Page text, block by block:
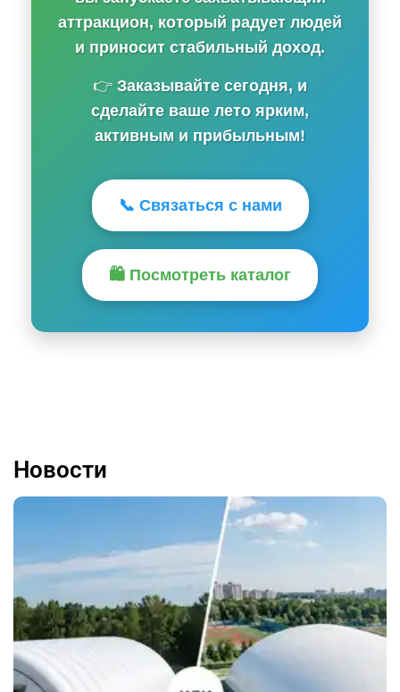
аттракцион, который радует людей
и приносит стабильный доход.
👉 Заказывайте сегодня, и
сделайте ваше лето ярким,
активным и прибыльным!
📞 Связаться с нами
🛍️ Посмотреть каталог
Новости